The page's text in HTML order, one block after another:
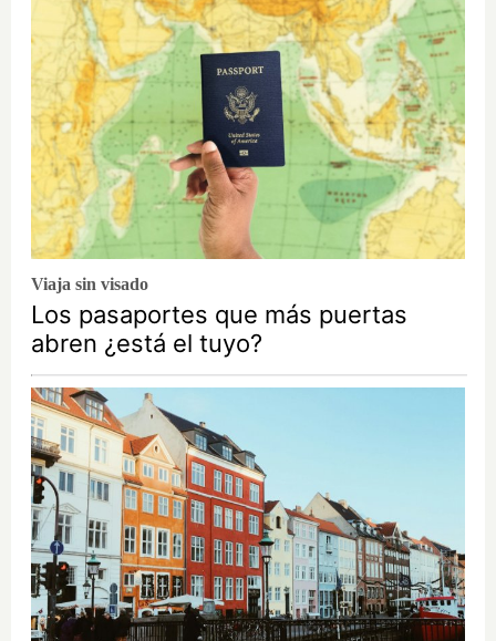
Viaja sin visado
Los pasaportes que más puertas
abren ¿está el tuyo?